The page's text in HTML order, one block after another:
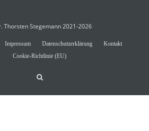
Thorsten Stegemann 2021-2026
Impressum Datenschutzerklärung
Kontakt
Cookie-Richtlinie (EU)